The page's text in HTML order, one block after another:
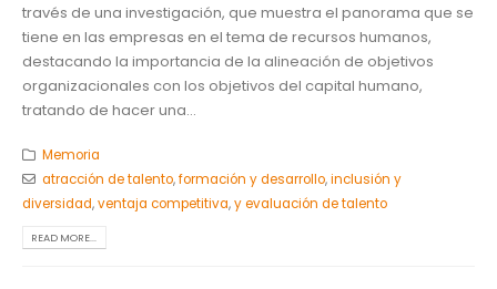
través de una investigación, que muestra el panorama que se
tiene en las empresas en el tema de recursos humanos,
destacando la importancia de la alineación de objetivos
organizacionales con los objetivos del capital humano,
tratando de hacer una...
Memoria
atracción de talento,formación y desarrollo,inclusión y
diversidad,ventaja competitiva,y evaluación de talento
READ MORE...